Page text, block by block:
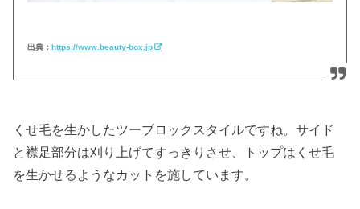
出典：https://www.beauty-box.jp
くせ毛を生かしたツーブロックスタイルですね。サイド
と襟足部分は刈り上げてすっきりさせ、トップはくせ毛
を生かせるようなカットを施しています。